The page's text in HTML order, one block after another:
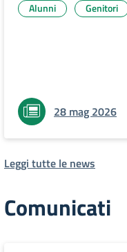
Alunni Genitori
28 mag 2026
Leggi tutte le news
Comunicati